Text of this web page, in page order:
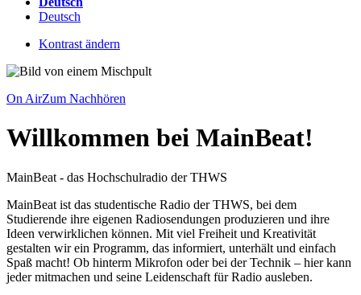
Deutsch
Kontrast ändern
On AirZum Nachhören
Willkommen bei MainBeat!
MainBeat - das Hochschulradio der THWS
MainBeat ist das studentische Radio der THWS, bei dem
Studierende ihre eigenen Radiosendungen produzieren und ihre
Ideen verwirklichen können. Mit viel Freiheit und Kreativität
gestalten wir ein Programm, das informiert, unterhält und einfach
Spaß macht! Ob hinterm Mikrofon oder bei der Technik – hier kann
jeder mitmachen und seine Leidenschaft für Radio ausleben.